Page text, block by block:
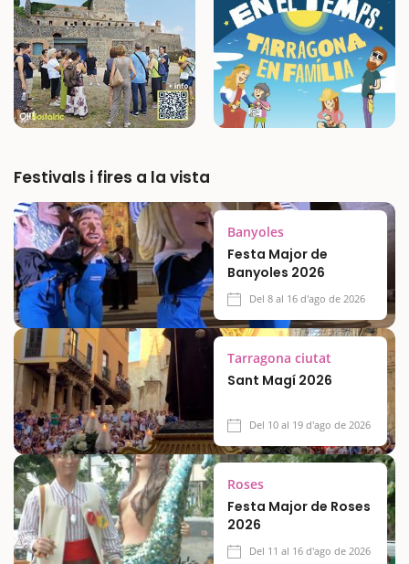
Festivals i fires a la vista
Banyoles
Festa Major de
Banyoles 2026
Del 8 al 16 d'ago de 2026
Tarragona ciutat
Sant Magí 2026
Del 10 al 19 d'ago de 2026
Roses
Festa Major de Roses
2026
Del 11 al 16 d'ago de 2026